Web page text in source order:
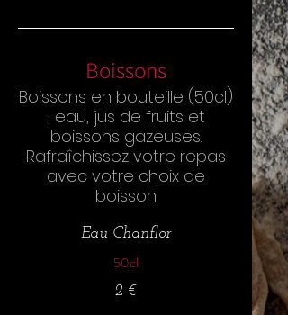
Boissons
Boissons en bouteille (50cl)
: eau, jus de fruits et
boissons gazeuses.
Rafraîchissez votre repas
avec votre choix de
boisson.
Eau Chanflor
50cl
2 €